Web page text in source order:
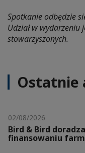
Spotkanie odbędzie
Udział w wydarzeniu
stowarzyszonych.
Ostatnie
02/08/2026
Bird & Bird
finansowaniu